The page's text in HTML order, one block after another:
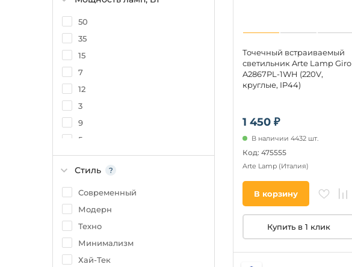
50
35
15
7
12
3
9
5
10
6
2
18
20
30
Стиль
Современный
Модерн
Техно
Минимализм
Хай-Тек
1 450 ₽
Точечный встраиваемый
светильник Arte Lamp Giro
A2867PL-1WH (220V,
круглые, IP44)
В наличии 4432 шт.
Код: 475555
Arte Lamp (Италия)
В корзину
Купить в 1 клик